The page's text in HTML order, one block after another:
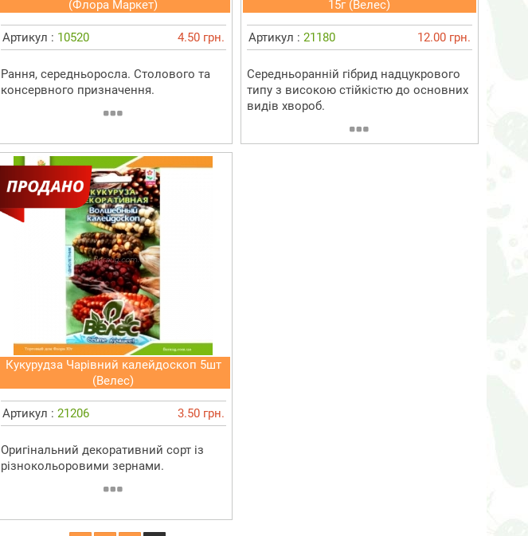
(Флора Маркет)
Артикул : 10520 4.50 грн.
Рання, середньоросла. Столового та
консервного призначення.
15г (Велес)
Артикул : 21180 12.00 грн.
Середньоранній гібрид надцукрового
типу з високою стійкістю до основних
видів хвороб.
Кукурудза Чарівний калейдоскоп 5шт
(Велес)
Артикул : 21206 3.50 грн.
Оригінальний декоративний сорт із
різнокольоровими зернами.